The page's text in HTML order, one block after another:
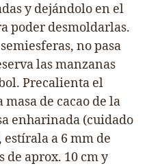
y dejándolo en el
poder desmoldarlas.
no pasa
las manzanas
Precalienta el
masa de cacao de la
enharinada (cuidado
estírala a 6 mm de
de aprox. 10 cm y